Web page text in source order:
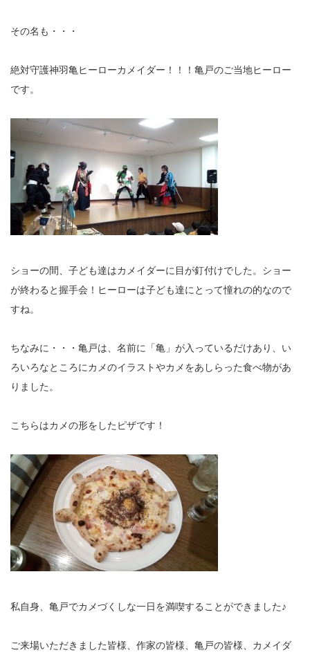
その名も・・・
絶対守護神羽亀ヒーローカメイダー！！！亀戸のご当地ヒーロー
です。
ショーの間、子ども達はカメイダーに目が釘付けでした。ショー
が終わると握手会！ヒーローは子ども達にとって憧れの的なので
すね。
ちなみに・・・亀戸は、名前に「亀」が入っているだけあり、い
ろいろなところにカメのイラストやカメをあしらった食べ物があ
りました。
こちらはカメの形をしたピザです！
私自身、亀戸でカメづくしな一日を満喫することができました♪
ご来場いただきました皆様、作家の皆様、亀戸の皆様、カメイダ